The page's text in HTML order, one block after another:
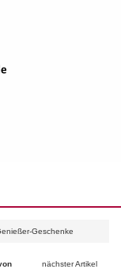
Geschenke
nächster Artikel